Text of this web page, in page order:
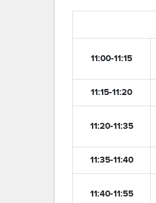
11:00-11:15
11:15-11:20
11:20-11:35
11:35-11:40
11:40-11:55